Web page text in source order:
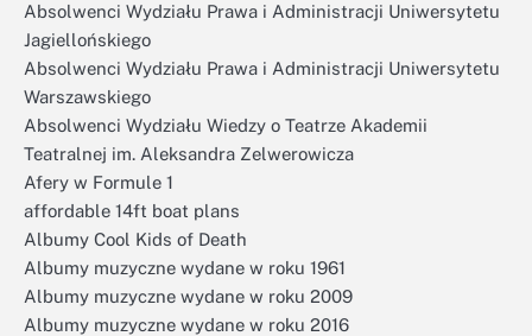
Absolwenci Wydziału Prawa i Administracji Uniwersytetu
Jagiellońskiego
Absolwenci Wydziału Prawa i Administracji Uniwersytetu
Warszawskiego
Absolwenci Wydziału Wiedzy o Teatrze Akademii
Teatralnej im. Aleksandra Zelwerowicza
Afery w Formule 1
affordable 14ft boat plans
Albumy Cool Kids of Death
Albumy muzyczne wydane w roku 1961
Albumy muzyczne wydane w roku 2009
Albumy muzyczne wydane w roku 2016